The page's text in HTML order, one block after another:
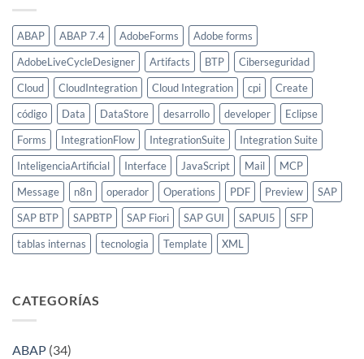
ABAP ABAP 7.4 AdobeForms
Adobe forms
AdobeLiveCycleDesigner
Artifacts BTP
Ciberseguridad
Cloud
CloudIntegration Cloud Integration cpi
Create
código
Data DataStore desarrollo developer
Eclipse
Forms
IntegrationFlow IntegrationSuite
Integration Suite
InteligenciaArtificial
Interface JavaScript Mail
MCP
Message
n8n operador Operations PDF Preview
SAP
SAP BTP
SAPBTP SAP Fiori SAP GUI SAPUI5
SFP
tablas internas
tecnologia Template XML
CATEGORÍAS
ABAP (34)